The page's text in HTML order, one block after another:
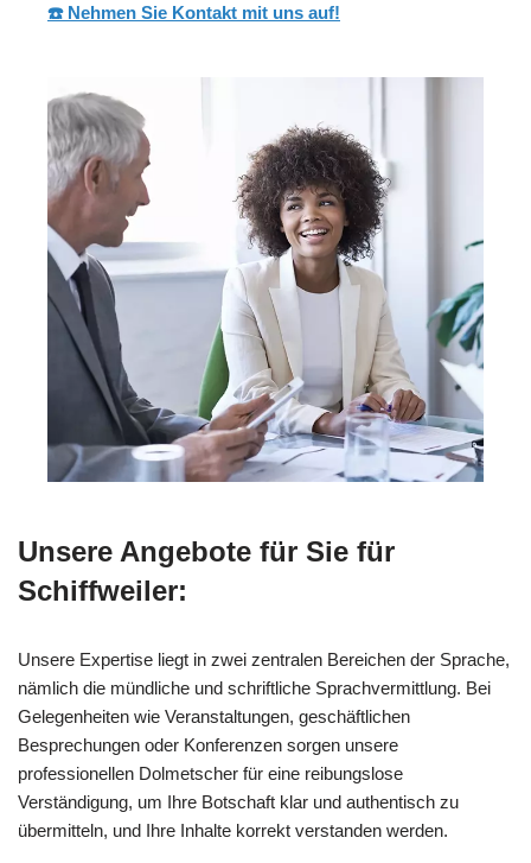
☎️ Nehmen Sie Kontakt mit uns auf!
Unsere Angebote für Sie für
Schiffweiler:
Unsere Expertise liegt in zwei zentralen Bereichen der Sprache,
nämlich die mündliche und schriftliche Sprachvermittlung. Bei
Gelegenheiten wie Veranstaltungen, geschäftlichen
Besprechungen oder Konferenzen sorgen unsere
professionellen Dolmetscher für eine reibungslose
Verständigung, um Ihre Botschaft klar und authentisch zu
übermitteln, und Ihre Inhalte korrekt verstanden werden.